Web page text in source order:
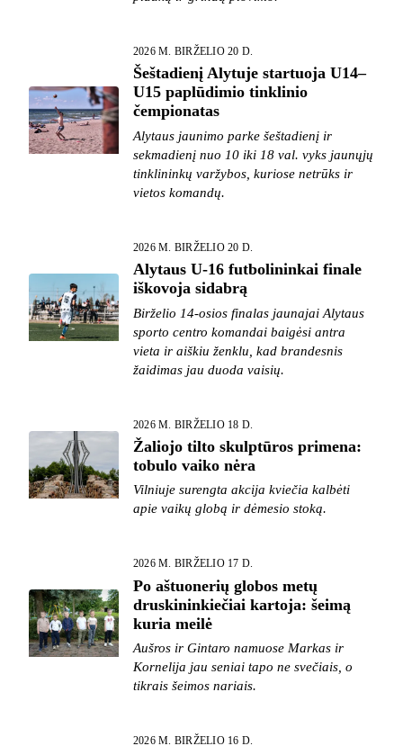
2026 M. BIRŽELIO 20 D.
Šeštadienį Alytuje startuoja U14–
U15 paplūdimio tinklinio
čempionatas
Alytaus jaunimo parke šeštadienį ir
sekmadienį nuo 10 iki 18 val. vyks jaunųjų
tinklininkų varžybos, kuriose netrūks ir
vietos komandų.
2026 M. BIRŽELIO 20 D.
Alytaus U-16 futbolininkai finale
iškovoja sidabrą
Birželio 14-osios finalas jaunajai Alytaus
sporto centro komandai baigėsi antra
vieta ir aiškiu ženklu, kad brandesnis
žaidimas jau duoda vaisių.
2026 M. BIRŽELIO 18 D.
Žaliojo tilto skulptūros primena:
tobulo vaiko nėra
Vilniuje surengta akcija kviečia kalbėti
apie vaikų globą ir dėmesio stoką.
2026 M. BIRŽELIO 17 D.
Po aštuonerių globos metų
druskininkiečiai kartoja: šeimą
kuria meilė
Aušros ir Gintaro namuose Markas ir
Kornelija jau seniai tapo ne svečiais, o
tikrais šeimos nariais.
2026 M. BIRŽELIO 16 D.